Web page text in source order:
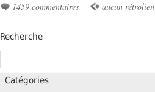
1459 commentaires aucun rétrolien
Recherche
Catégories